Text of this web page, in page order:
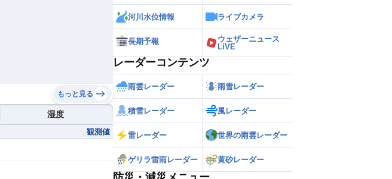
もっと見る
湿度
観測値
河川水位情報 ライブカメラ
長期予報
ウェザーニュース
LiVE
レーダーコンテンツ
雨雲レーダー 雨雪レーダー
積雪レーダー 風レーダー
雷レーダー 世界の雨雲レーダー
ゲリラ雷雨レーダー 黄砂レーダー